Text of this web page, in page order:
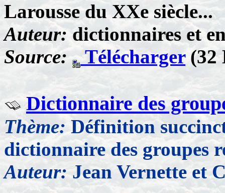
Larousse du XXe siècle...
Auteur:dictionnaires et
Source:
Télécharger(32
Dictionnaire des
Thème:Définition
dictionnaire des
Auteur: Jean Vernette et